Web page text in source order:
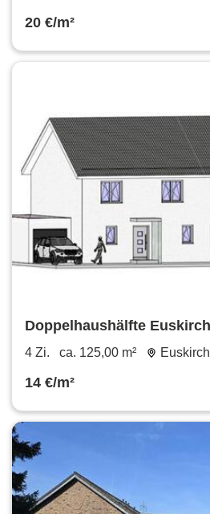
20 €/m²
Doppelhaushälfte
4 Zi. ca. 125,00 m²
14 €/m²